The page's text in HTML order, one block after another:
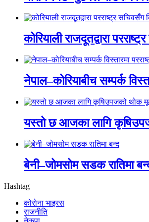
कोरियाली राजदूतद्वारा
नेपाल–कोरियाबीच सम्पर्क
यस्तो छ आजका लागि
बेनी–जोमसोम सडक रातिमा
Hashtag
कोरोना भाइरस
राजनीति